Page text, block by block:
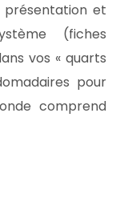
et
(fiches
vos « quarts
pour
comprend